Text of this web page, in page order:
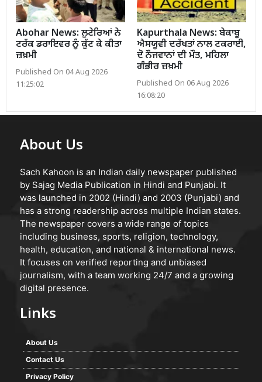
Abohar News: ਲੁਟੇਰਿਆਂ ਨੇ
ਟਰੱਕ ਡਰਾਇਵਰ ਨੂੰ ਕੁੱਟ ਕੇ ਕੀਤਾ
ਜ਼ਖ਼ਮੀ
Published On 04 Aug 2026
11:25:02
Kapurthala News: ਬੇਕਾਬੂ
ਐਸਯੂਵੀ ਦਰੱਖਤਾਂ ਨਾਲ ਟਕਰਾਈ,
ਦੋ ਨੌਜਵਾਨਾਂ ਦੀ ਮੌਤ, ਮਹਿਲਾ
ਗੰਭੀਰ ਜ਼ਖ਼ਮੀ
Published On 06 Aug 2026
16:08:20
About Us
Sach Kahoon is an Indian daily newspaper published
by Sajag Media Publication in Hindi and Punjabi. It
was launched in 2002 (Hindi) and 2003 (Punjabi) and
has a strong readership across multiple Indian states.
The newspaper covers a wide range of topics
including business, sports, religion, technology,
health, education, and national & international news.
It focuses on verified reporting and unbiased
journalism, with a team working 24/7 and a growing
digital presence.
Links
About Us
Contact Us
Privacy Policy